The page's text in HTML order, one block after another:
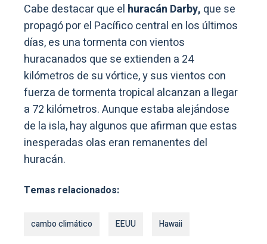
Cabe destacar que el huracán Darby, que se
propagó por el Pacífico central en los últimos
días, es una tormenta con vientos
huracanados que se extienden a 24
kilómetros de su vórtice, y sus vientos con
fuerza de tormenta tropical alcanzan a llegar
a 72 kilómetros. Aunque estaba alejándose
de la isla, hay algunos que afirman que estas
inesperadas olas eran remanentes del
huracán.
Temas relacionados:
cambo climático EEUU Hawaii